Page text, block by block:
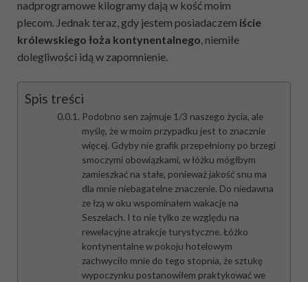
nadprogramowe kilogramy dają w kość moim
plecom. Jednak teraz, gdy jestem posiadaczem iście
królewskiego łoża kontynentalnego , niemiłe
dolegliwości idą w zapomnienie.
Spis treści
Podobno sen zajmuje 1/3 naszego życia, ale
myślę, że w moim przypadku jest to znacznie
więcej. Gdyby nie grafik przepełniony po brzegi
smoczymi obowiązkami, w łóżku mógłbym
zamieszkać na stałe, ponieważ jakość snu ma
dla mnie niebagatelne znaczenie. Do niedawna
ze łzą w oku wspominałem wakacje na
Seszelach. I to nie tylko ze względu na
rewelacyjne atrakcje turystyczne. Łóżko
kontynentalne w pokoju hotelowym
zachwyciło mnie do tego stopnia, że sztukę
wypoczynku postanowiłem praktykować we